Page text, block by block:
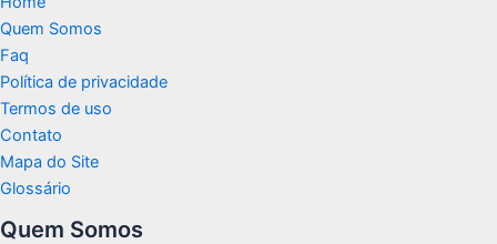
Quem Somos
Faq
Política de privacidade
Termos de uso
Contato
Mapa do Site
Glossário
Quem Somos